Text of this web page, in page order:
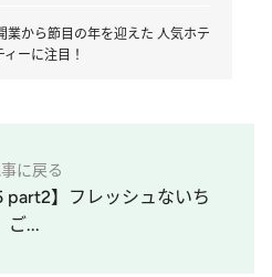
業から節目の年を迎えた 人気ホテ
ーに注目！
に戻る
part2】フレッシュないち
ご...